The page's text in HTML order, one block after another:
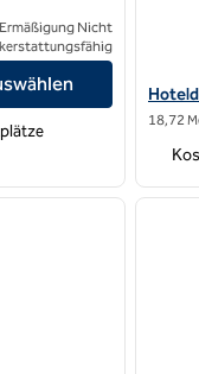
Wine Country
Nicht
18,72
nächstes Bild
1 von 12